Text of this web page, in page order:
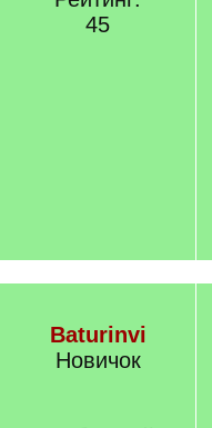
45
Baturinvi
Новичок